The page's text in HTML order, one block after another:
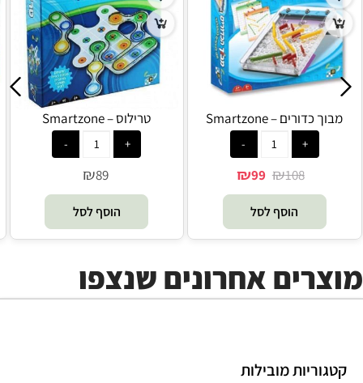
טרילוס – Smartzone
₪89
הוסף לסל
מבוך כדורים – Smartzone
₪108
₪99
הוסף לסל
מוצרים אחרונים שנצפו
קטגוריות מובילות